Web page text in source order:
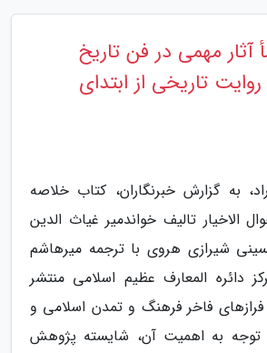
آثار مهمی در فن تاریخ
تاریخی از ابتدای
به گزارش خبرنگاران، کتاب خلاصه
الاخیار تالیف خواندمیر غیاث الدین
شیرازی هروی با ترجمه میرهاشم
دائره المعارف عظیم اسلامی منتشر
فرازهای فاخر فرهنگ و تمدن اسلامی و
توجه به اهمیت آن، شایسته پژوهش